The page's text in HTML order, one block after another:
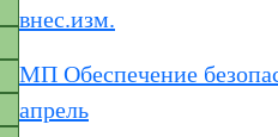
внес.изм.
МП Обеспечение
апрель